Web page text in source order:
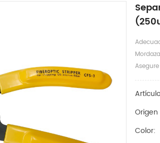
Color: